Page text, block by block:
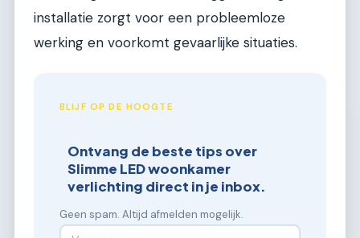
installatie zorgt voor een probleemloze
werking en voorkomt gevaarlijke situaties.
BLIJF OP DE HOOGTE
Ontvang de beste tips over
Slimme LED woonkamer
verlichting direct in je inbox.
Geen spam. Altijd afmelden mogelijk.